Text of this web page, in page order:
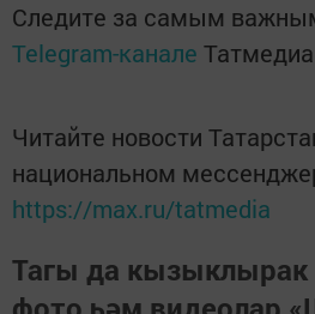
Следите за самым
Telegram-канале Татмедиа
Читайте новости
национальном
https://max.ru/tatmedia
Тагы да кызыклырак